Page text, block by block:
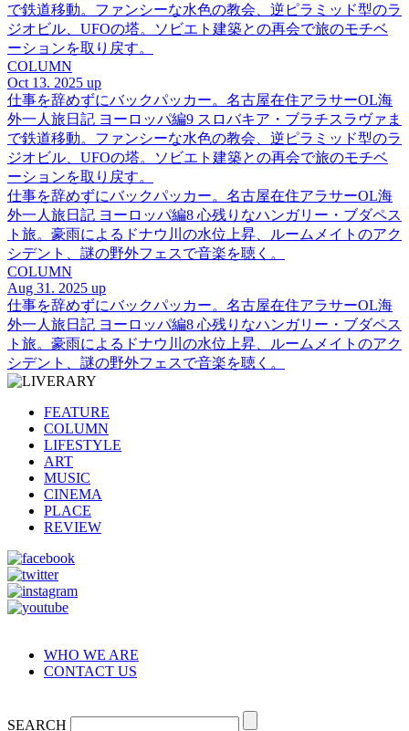
で鉄道移動。ファンシーな水色の教会、逆ピラミッド型のラ
ジオビル、UFOの塔。ソビエト建築との再会で旅のモチベ
ーションを取り戻す。
COLUMN
Oct 13. 2025 up
仕事を辞めずにバックパッカー。名古屋在住アラサーOL海
外一人旅日記 ヨーロッパ編9 スロバキア・ブラチスラヴァま
で鉄道移動。ファンシーな水色の教会、逆ピラミッド型のラ
ジオビル、UFOの塔。ソビエト建築との再会で旅のモチベ
ーションを取り戻す。
仕事を辞めずにバックパッカー。名古屋在住アラサーOL海
外一人旅日記 ヨーロッパ編8 心残りなハンガリー・ブダペス
ト旅。豪雨によるドナウ川の水位上昇、ルームメイトのアク
シデント、謎の野外フェスで音楽を聴く。
COLUMN
Aug 31. 2025 up
仕事を辞めずにバックパッカー。名古屋在住アラサーOL海
外一人旅日記 ヨーロッパ編8 心残りなハンガリー・ブダペス
ト旅。豪雨によるドナウ川の水位上昇、ルームメイトのアク
シデント、謎の野外フェスで音楽を聴く。
FEATURE
COLUMN
LIFESTYLE
ART
MUSIC
CINEMA
PLACE
REVIEW
WHO WE ARE
CONTACT US
SEARCH